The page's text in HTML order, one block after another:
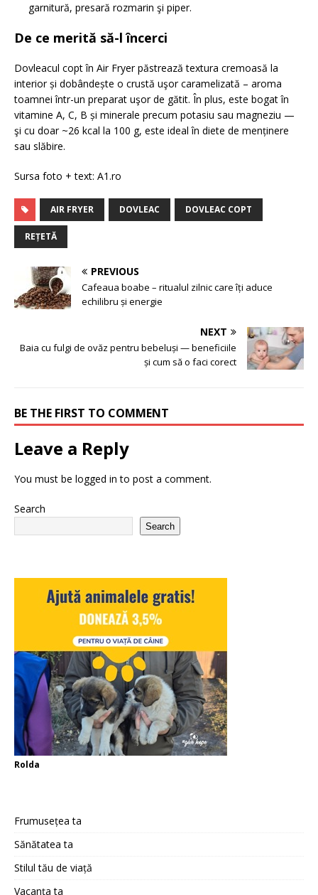
garnitură, presară rozmarin şi piper.
De ce merită să-l încerci
Dovleacul copt în Air Fryer păstrează textura cremoasă la
interior și dobândește o crustă uşor caramelizată – aroma
toamnei într-un preparat uşor de gătit. În plus, este bogat în
vitamine A, C, B și minerale precum potasiu sau magneziu —
şi cu doar ~26 kcal la 100 g, este ideal în diete de menținere
sau slăbire.
Sursa foto + text: A1.ro
AIR FRYER DOVLEAC DOVLEAC COPT
REȚETĂ
PREVIOUS
Cafeaua boabe – ritualul zilnic care îți aduce
echilibru și energie
NEXT
Baia cu fulgi de ovăz pentru bebeluși — beneficiile
și cum să o faci corect
BE THE FIRST TO COMMENT
Leave a Reply
You must be logged in to post a comment.
Search
Search
Rolda
Frumusețea ta
Sănătatea ta
Stilul tău de viață
Vacanța ta